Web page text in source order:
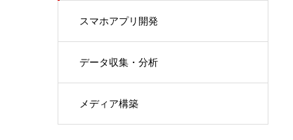
スマホアプリ開発
データ収集・分析
メディア構築